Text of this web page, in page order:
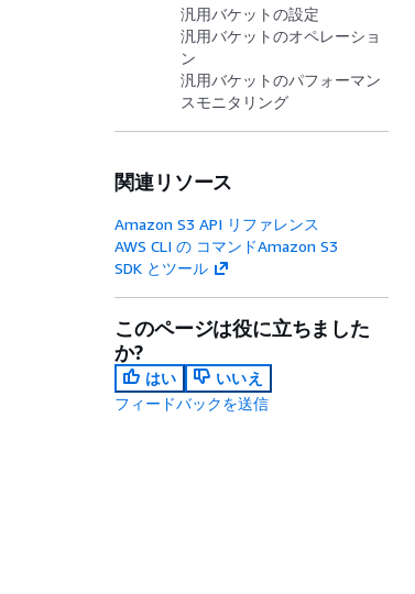
汎用バケットの設定
汎用バケットのオペレーショ
ン
汎用バケットのパフォーマン
スモニタリング
関連リソース
Amazon S3 API リファレンス
AWS CLI の コマンドAmazon S3
SDK とツール
このページは役に立ちました
か?
はい
いいえ
フィードバックを送信